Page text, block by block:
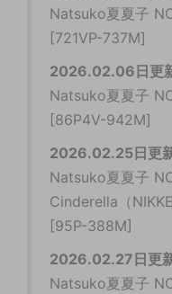
Natsuko夏夏子
[721VP-737M]
2026.02.06日更
Natsuko夏夏子
[86P4V-942M]
2026.02.25日更
Natsuko夏夏子
Cinderella（
[95P-388M]
2026.02.27日更
Natsuko夏夏子